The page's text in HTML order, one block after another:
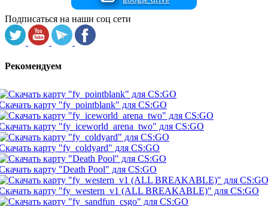
Подписаться на наши соц сети
Рекомендуем
карту "fy_pointblank" для CS:GO
карту "fy_iceworld_arena_two" для CS:GO
карту "fy_coldyard" для CS:GO
карту "Death Pool" для CS:GO
карту "fy_western_v1 (ALL BREAKABLE)" для CS:GO